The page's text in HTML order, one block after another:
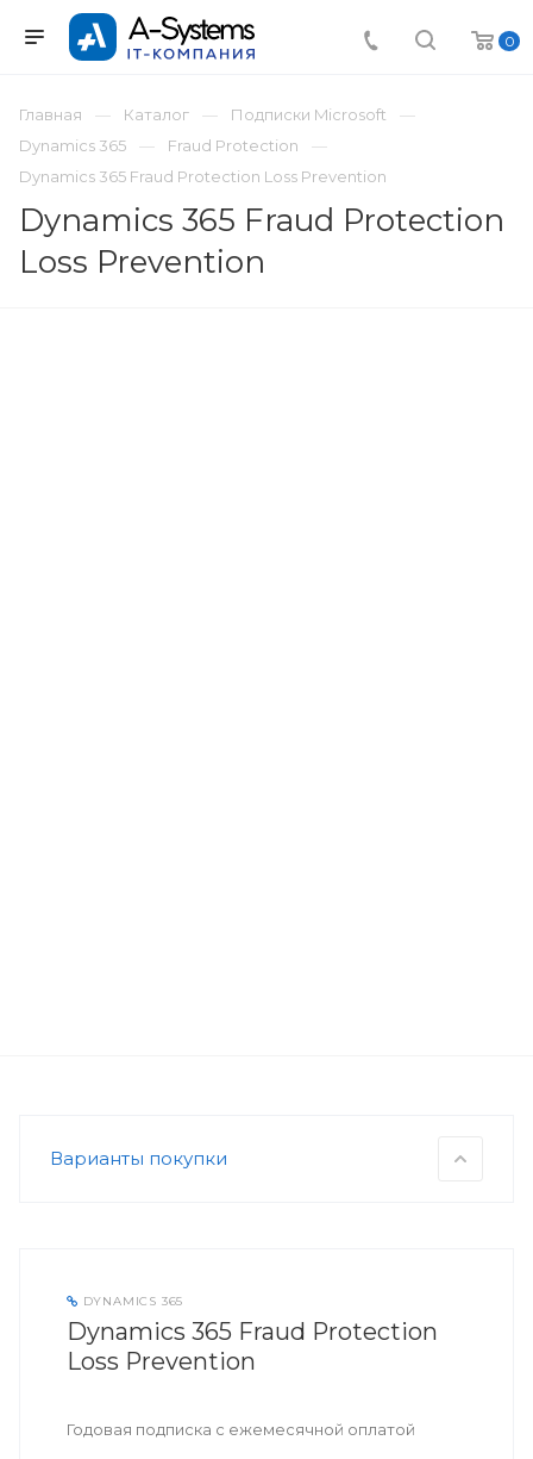
0
Главная Каталог
Подписки Microsoft
Dynamics 365
Fraud Protection
Dynamics 365 Fraud Protection Loss Prevention
Dynamics 365 Fraud Protection
Loss Prevention
Варианты покупки
DYNAMICS 365
Dynamics 365 Fraud Protection
Loss Prevention
Годовая подписка с ежемесячной оплатой